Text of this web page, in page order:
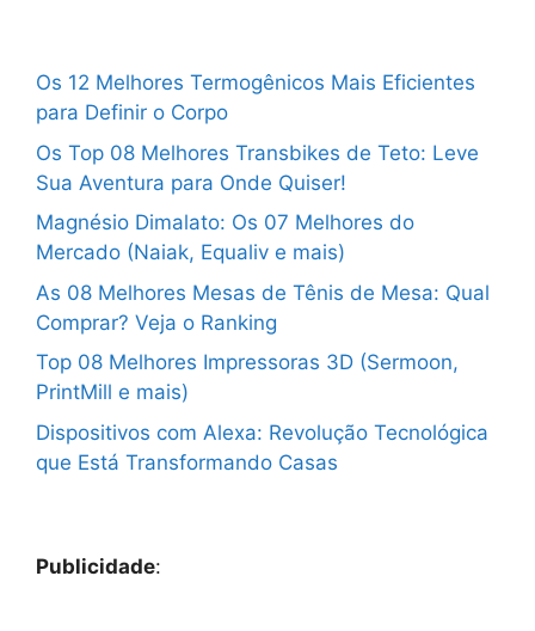
Os 12 Melhores Termogênicos Mais Eficientes
para Definir o Corpo
Os Top 08 Melhores Transbikes de Teto: Leve
Sua Aventura para Onde Quiser!
Magnésio Dimalato: Os 07 Melhores do
Mercado (Naiak, Equaliv e mais)
As 08 Melhores Mesas de Tênis de Mesa: Qual
Comprar? Veja o Ranking
Top 08 Melhores Impressoras 3D (Sermoon,
PrintMill e mais)
Dispositivos com Alexa: Revolução Tecnológica
que Está Transformando Casas
Publicidade: